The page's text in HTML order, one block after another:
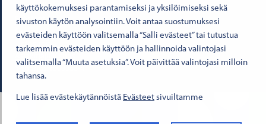
käyttökokemuksesi parantamiseksi ja yksilöimiseksi sekä
sivuston käytön analysointiin. Voit antaa suostumuksesi
evästeiden käyttöön valitsemalla “Salli evästeet” tai tutustua
tarkemmin evästeiden käyttöön ja hallinnoida valintojasi
valitsemalla “Muuta asetuksia”. Voit päivittää valintojasi milloin
tahansa.
Lue lisää evästekäytännöistä Evästeet sivuiltamme
Käyttöehdot
Evästeet
Saavutettavuusseloste
Tietosuoja
Y-tunnus 1503388-4